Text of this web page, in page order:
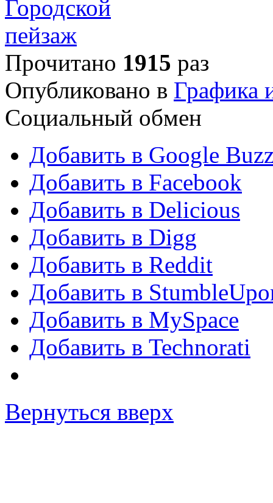
Прочитано 1915 раз
Опубликовано в Графика
Социальный обмен
Добавить в Google
Добавить в Facebook
Добавить в Delicious
Добавить в Digg
Добавить в Reddit
Добавить в
Добавить в MySpace
Добавить в Technorati
Вернуться вверх